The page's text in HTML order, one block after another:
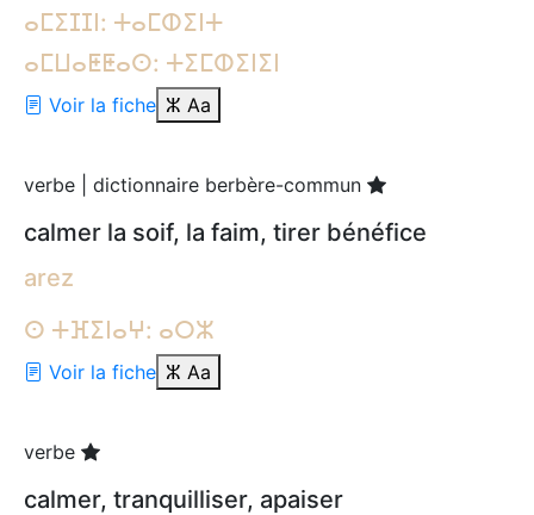
ⴰⵎⵉⵊⵊⵏ: ⵜⴰⵎⵀⵉⵏⵜ
ⴰⵎⵡⴰⵟⵟⴰⵙ: ⵜⵉⵎⵀⵉⵏⵉⵏ
Voir la fiche ⵣ Aa
verbe | dictionnaire berbère-commun
calmer la soif, la faim, tirer bénéfice
arez
ⵙ ⵜⴼⵉⵏⴰⵖ: ⴰⵔⵣ
Voir la fiche ⵣ Aa
verbe
calmer, tranquilliser, apaiser